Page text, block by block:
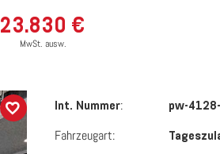
23.830 €
MwSt. ausw.
Int. Nummer: pw-
Fahrzeugart: